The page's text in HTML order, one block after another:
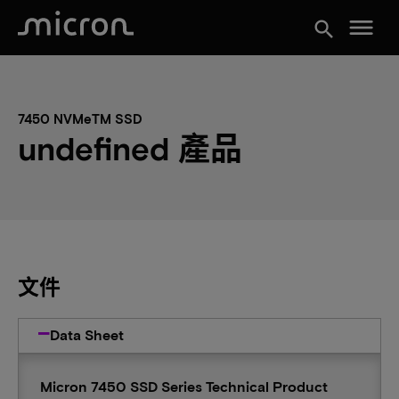
search menu
7450 NVMeTM SSD
undefined 產品
文件
Data Sheet
Micron 7450 SSD Series Technical Product